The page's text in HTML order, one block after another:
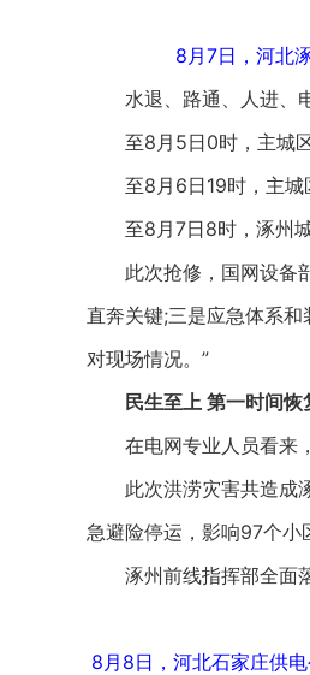
8月7日，河北
水退、路通、人进、电
至8月5日0时，主城区
至8月6日19时，主城
至8月7日8时，涿州城
此次抢修，国网设备部
直奔关键;三是应急体系
对现场情况。”
民生至上 第一时间
在电网专业人员看来，
此次洪涝灾害共造成涿
急避险停运，影响97个小
涿州前线指挥部全面落
8月8日，河北石家庄供